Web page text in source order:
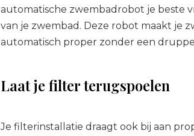
automatische zwembadrobot je beste
van je zwembad. Deze robot maakt je
automatisch proper zonder een
Laat je filter terugspoelen
Je filterinstallatie draagt ook bij aan